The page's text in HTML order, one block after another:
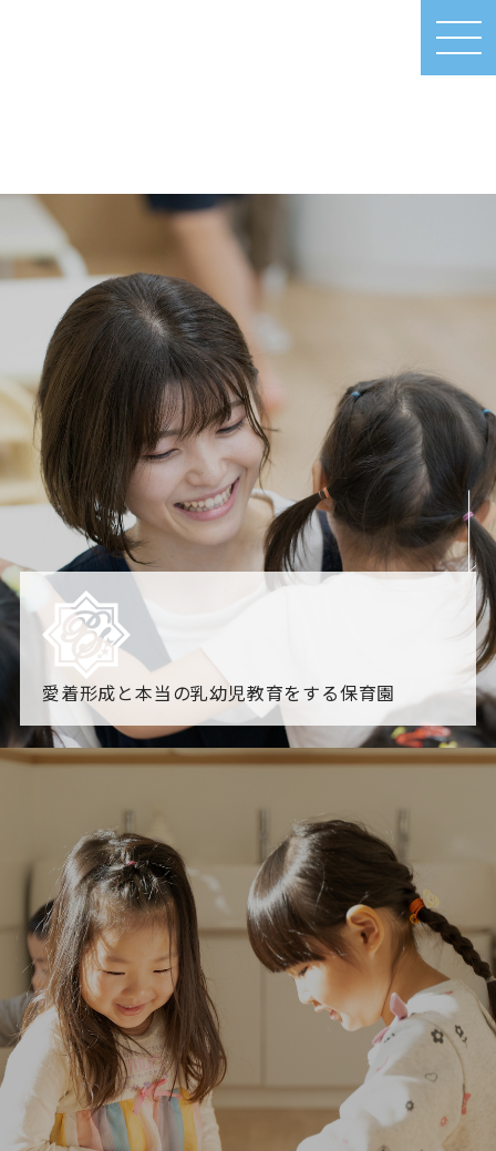
MEN
U
愛着形成と本当の乳幼児教育をする保育園
園からのお知らせ
「すくすく子育て」でリトルスター保育園が紹介されま
各園のブログ
2026.08.06 赤しそジュース作り～にじ組～2026.08.0
5 【そら組】誕生会
一覧を見る